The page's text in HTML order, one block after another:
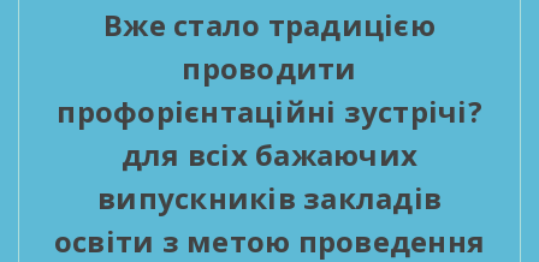
Вже стало традицією
проводити
профорієнтаційні зустрічі?
для всіх бажаючих
випускників закладів
освіти з метою проведення